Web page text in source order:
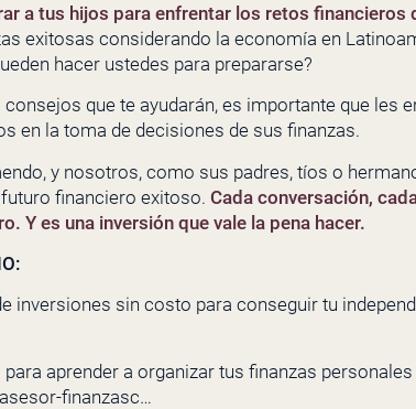
a tus hijos para enfrentar los retos financieros
exitosas considerando la economía en
hacer ustedes para prepararse?
consejos que te ayudarán, es importante que les
en la toma de decisiones de sus finanzas.
y nosotros, como sus padres, tíos o
financiero exitoso. Cada conversación,
Y es una inversión que vale la pena hacer.
inversiones sin costo para conseguir tu
aprender a organizar tus finanzas
finanzasc…